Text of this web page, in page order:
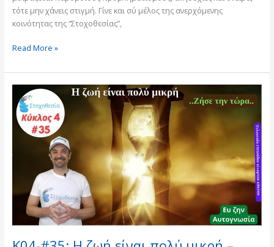
τότε μην χάνεις στιγμή. Γίνε και σύ μέλος της ανερχόμενης
κοινότητας της “Στοχοθεσίας”,
Read More »
#35:
Η
ζωή
πολύ
Ζήσε
τώρα